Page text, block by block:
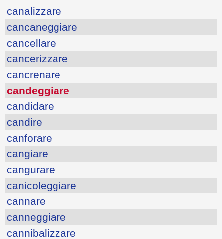
canalizzare
cancaneggiare
cancellare
cancerizzare
cancrenare
candeggiare
candidare
candire
canforare
cangiare
cangurare
canicoleggiare
cannare
canneggiare
cannibalizzare